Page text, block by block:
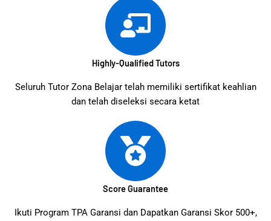
Highly-Qualified Tutors
Seluruh Tutor Zona Belajar telah memiliki sertifikat keahlian
dan telah diseleksi secara ketat
Score Guarantee
Ikuti Program TPA Garansi dan Dapatkan Garansi Skor 500+,